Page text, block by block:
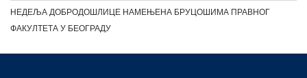
НЕДЕЉА ДОБРОДОШЛИЦЕ НАМЕЊЕНА БРУЦОШИМА ПРАВНОГ
ФАКУЛТЕТА У БЕОГРАДУ